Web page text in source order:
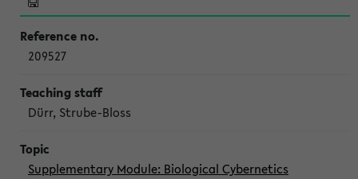
209527
Dürr, Strube-Bloss
Supplementary Module: Biological Cybernetics